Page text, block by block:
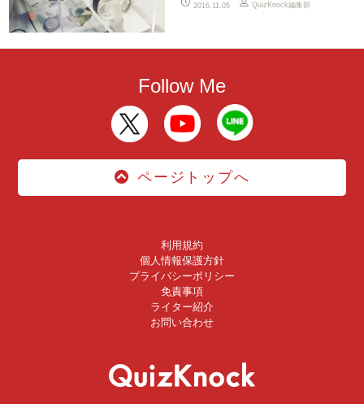
2016.11.05 QuizKnock編集部
Follow Me
ページトップへ
利用規約
個人情報保護方針
プライバシーポリシー
免責事項
ライター紹介
お問い合わせ